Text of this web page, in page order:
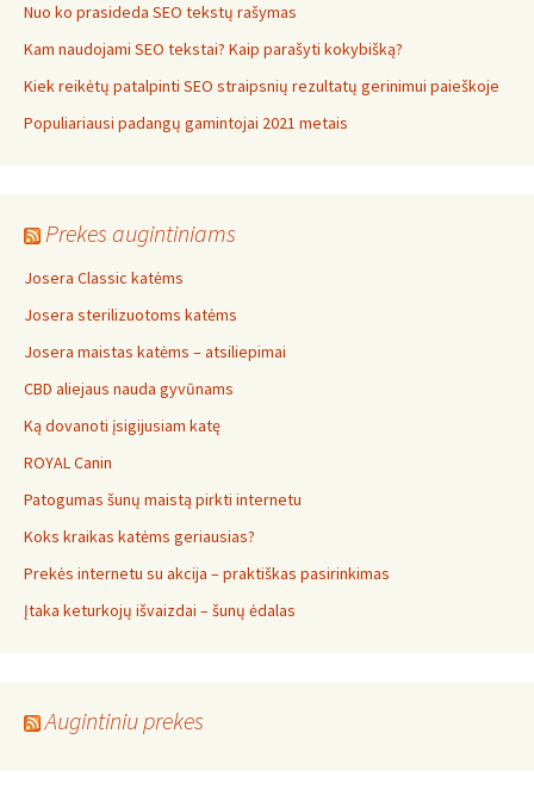
Nuo ko prasideda SEO tekstų rašymas
Kam naudojami SEO tekstai? Kaip parašyti kokybišką?
Kiek reikėtų patalpinti SEO straipsnių rezultatų gerinimui paieškoje
Populiariausi padangų gamintojai 2021 metais
Prekes augintiniams
Josera Classic katėms
Josera sterilizuotoms katėms
Josera maistas katėms – atsiliepimai
CBD aliejaus nauda gyvūnams
Ką dovanoti įsigijusiam katę
ROYAL Canin
Patogumas šunų maistą pirkti internetu
Koks kraikas katėms geriausias?
Prekės internetu su akcija – praktiškas pasirinkimas
Įtaka keturkojų išvaizdai – šunų ėdalas
Augintiniu prekes